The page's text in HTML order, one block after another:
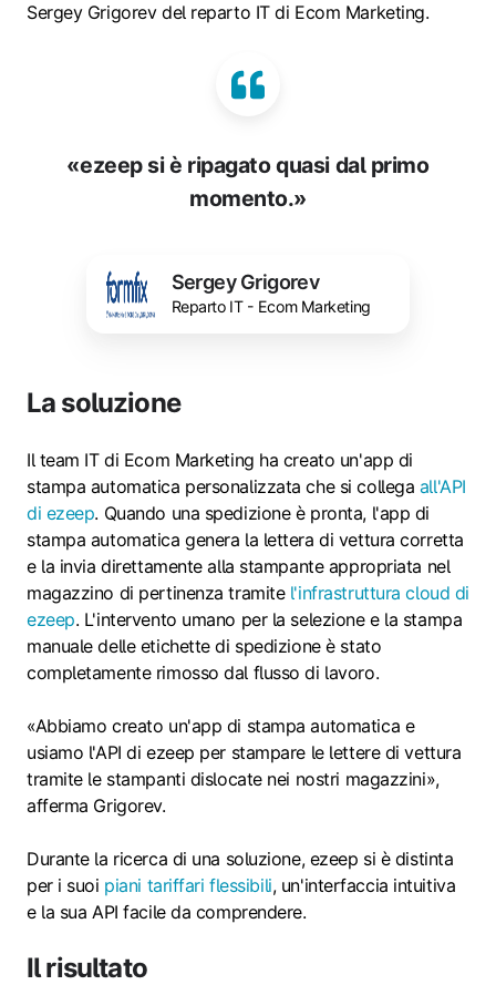
Sergey Grigorev del reparto IT di Ecom Marketing.
«ezeep si è ripagato quasi dal primo
momento.»
Sergey Grigorev
Reparto IT - Ecom Marketing
La soluzione
Il team IT di Ecom Marketing ha creato un'app di
stampa automatica personalizzata che si collega all'API
di ezeep. Quando una spedizione è pronta, l'app di
stampa automatica genera la lettera di vettura corretta
e la invia direttamente alla stampante appropriata nel
magazzino di pertinenza tramite l'infrastruttura cloud di
ezeep. L'intervento umano per la selezione e la stampa
manuale delle etichette di spedizione è stato
completamente rimosso dal flusso di lavoro.
«Abbiamo creato un'app di stampa automatica e
usiamo l'API di ezeep per stampare le lettere di vettura
tramite le stampanti dislocate nei nostri magazzini»,
afferma Grigorev.
Durante la ricerca di una soluzione, ezeep si è distinta
per i suoi piani tariffari flessibili, un'interfaccia intuitiva
e la sua API facile da comprendere.
Il risultato